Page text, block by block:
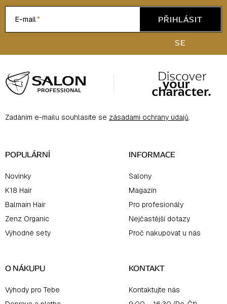
p
s
E-mail
PŘIHLÁSIT
SE
á
p
Zadáním e-mailu souhlasíte se zásadami ochrany údajů
POPULÁRNÍ
Novinky
K18 Hair
Balmain Hair
Zenz Organic
Výhodné sety
INFORMACE
Salony
Magazín
Pro profesionály
Nejčastější dotazy
Proč nakupovat u nás
O NÁKUPU
Výhody pro Tebe
KONTAKT
Kontaktujte nás